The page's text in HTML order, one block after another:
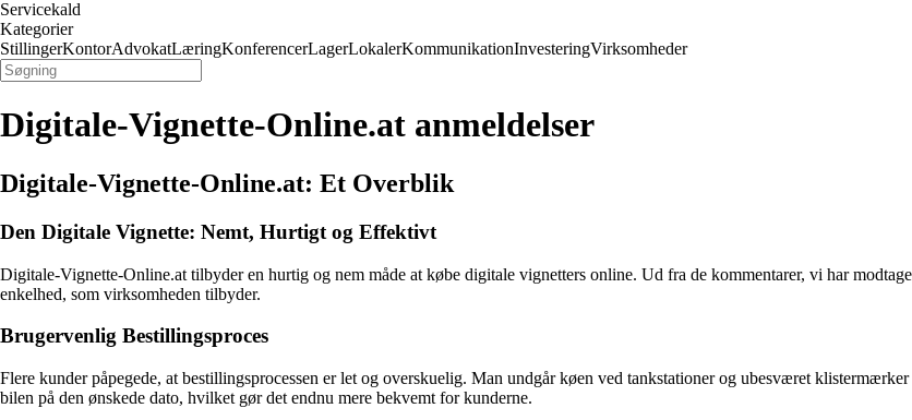
Servicekald
Kategorier
StillingerKontorAdvokatLæringKonferencerLagerLokalerKommunikationInvesteringVirksomheder
Digitale-Vignette-Online.at anmeldelser
Digitale-Vignette-Online.at: Et Overblik
Den Digitale Vignette: Nemt, Hurtigt og Effektivt
Digitale-Vignette-Online.at tilbyder en hurtig og nem måde at købe digitale vignetters online. Ud fra de kommentarer, vi har
enkelhed, som virksomheden tilbyder.
Brugervenlig Bestillingsproces
Flere kunder påpegede, at bestillingsprocessen er let og overskuelig. Man undgår køen ved tankstationer og ubesværet
bilen på den ønskede dato, hvilket gør det endnu mere bekvemt for kunderne.